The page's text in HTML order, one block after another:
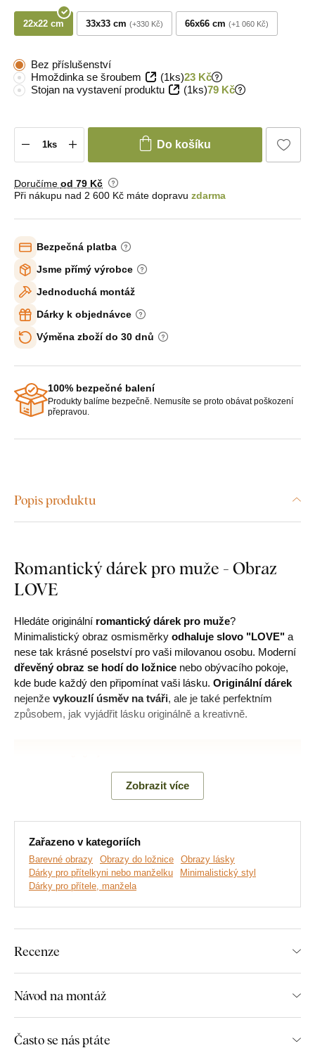
22x22 cm 33x33 cm +330 Kč 66x66 cm +1 060 Kč
Bez příslušenství
Hmoždinka se šroubem
(1ks)23 Kč
Stojan na vystavení produktu
(1ks)79 Kč
Do košíku
Doručíme od 79 Kč
Při nákupu nad 2 600 Kč máte dopravu zdarma
Bezpečná platba
Jsme přímý výrobce
Jednoduchá montáž
Dárky k objednávce
Výměna zboží do 30 dnů
100% bezpečné balení
Produkty balíme bezpečně. Nemusíte se proto obávat poškození
přepravou.
Popis produktu
Romantický dárek pro muže - Obraz
LOVE
Hledáte originální romantický dárek pro muže?
Minimalistický obraz osmisměrky odhaluje slovo "LOVE" a
nese tak krásné poselství pro vaši milovanou osobu. Moderní
dřevěný obraz se hodí do ložnice nebo obývacího pokoje,
kde bude každý den připomínat vaši lásku. Originální dárek
nejenže vykouzlí úsměv na tváři, ale je také perfektním
způsobem, jak vyjádřit lásku originálně a kreativně.
desce. Používáme přitomnejmodernější technologiea
nejkvalitnější barvy na trhu
boku elegantní tmavě hnědý okraj, který ještě více zvýrazní
motiv.
Zobrazit více
Zařazeno v kategoriích
Barevné obrazy Obrazy do ložnice
Obrazy lásky
Dárky pro přítelkyni nebo manželku
Minimalistický styl
Dárky pro přítele, manžela
Recenze
Návod na montáž
Často se nás ptáte